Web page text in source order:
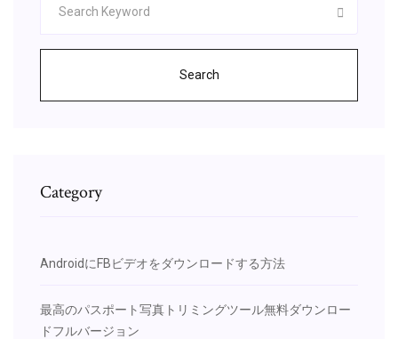
Search
Category
AndroidにFBビデオをダウンロードする方法
最高のパスポート写真トリミングツール無料ダウンロー
ドフルバージョン